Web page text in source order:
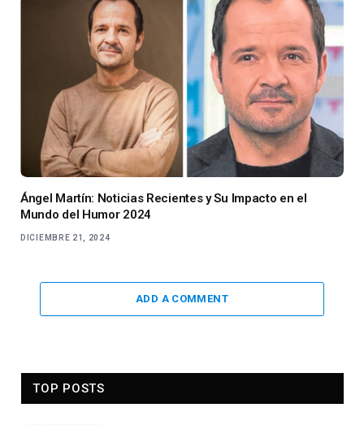
Ángel Martín: Noticias Recientes y Su Impacto en el
Mundo del Humor 2024
DICIEMBRE 21, 2024
ADD A COMMENT
TOP POSTS